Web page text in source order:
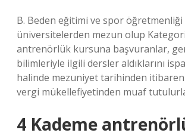
B. Beden eğitimi ve spor öğretmenliği
üniversitelerden mezun olup Kategori
antrenörlük kursuna başvuranlar,
bilimleriyle ilgili dersler aldıklarını
halinde mezuniyet tarihinden itibaren
vergi mükellefiyetinden muaf
4 Kademe